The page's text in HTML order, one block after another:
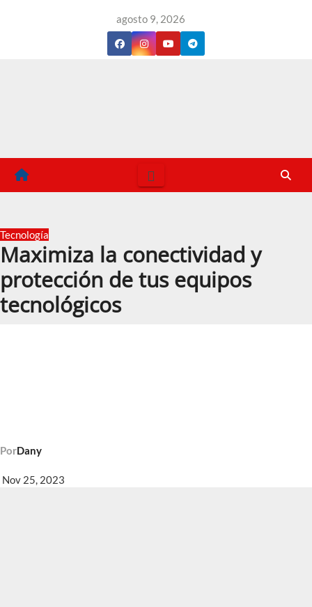
agosto 9, 2026
Tecnología
Maximiza la conectividad y
protección de tus equipos
tecnológicos
PorDany
Nov 25, 2023